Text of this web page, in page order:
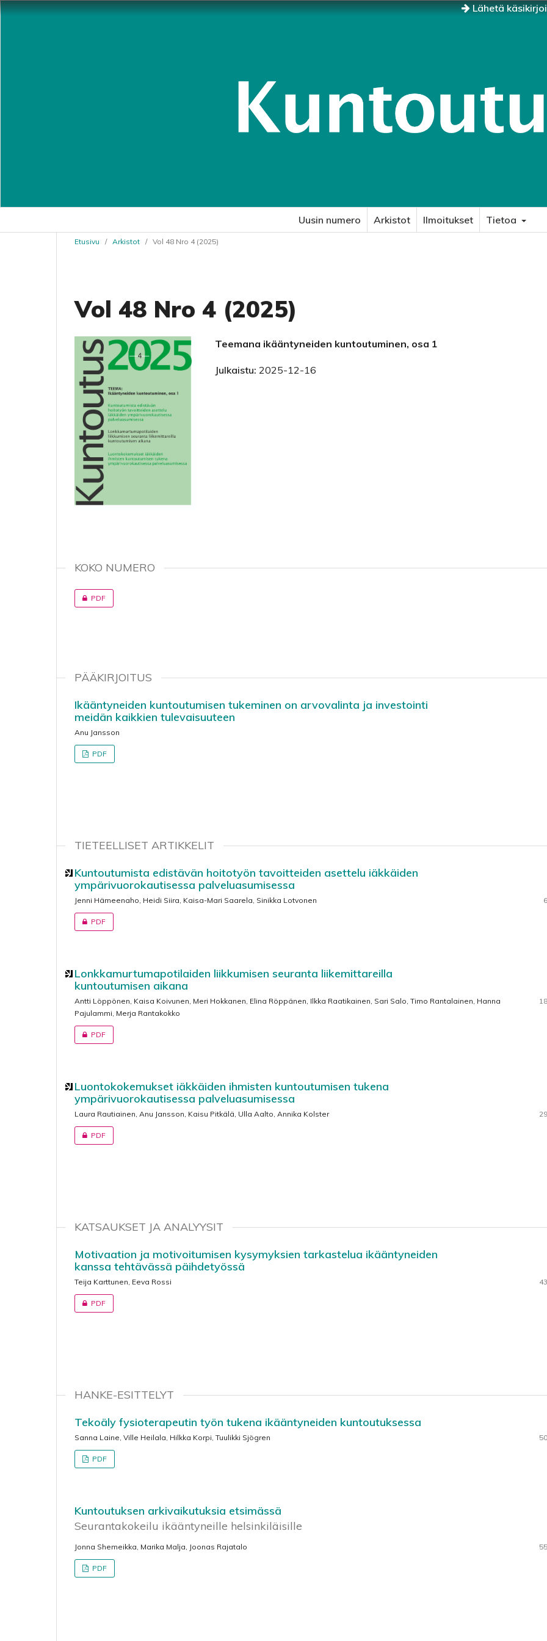
Lähetä
Uusin numero Arkistot Ilmoitukset Tietoa
Etusivu / Arkistot / Vol 48 Nro 4 (2025)
Vol 48 Nro 4 (2025)
Teemana ikääntyneiden kuntoutuminen, osa 1
Julkaistu: 2025-12-16
KOKO NUMERO
PDF
PÄÄKIRJOITUS
Ikääntyneiden kuntoutumisen tukeminen on arvovalinta ja investointi
meidän kaikkien tulevaisuuteen
Anu Jansson
PDF
TIETEELLISET ARTIKKELIT
Kuntoutumista edistävän hoitotyön tavoitteiden asettelu iäkkäiden
ympärivuorokautisessa palveluasumisessa
Jenni Hämeenaho, Heidi Siira, Kaisa-Mari Saarela, Sinikka Lotvonen
PDF
Lonkkamurtumapotilaiden liikkumisen seuranta liikemittareilla
kuntoutumisen aikana
Antti Löppönen, Kaisa Koivunen, Meri Hokkanen, Elina Röppänen, Ilkka Raatikainen, Sari Salo, Timo Rantalainen, Hanna
Pajulammi, Merja Rantakokko
PDF
Luontokokemukset iäkkäiden ihmisten kuntoutumisen tukena
ympärivuorokautisessa palveluasumisessa
Laura Rautiainen, Anu Jansson, Kaisu Pitkälä, Ulla Aalto, Annika Kolster
PDF
KATSAUKSET JA ANALYYSIT
Motivaation ja motivoitumisen kysymyksien tarkastelua ikääntyneiden
kanssa tehtävässä päihdetyössä
Teija Karttunen, Eeva Rossi
PDF
HANKE-ESITTELYT
Tekoäly fysioterapeutin työn tukena ikääntyneiden kuntoutuksessa
Sanna Laine, Ville Heilala, Hilkka Korpi, Tuulikki Sjögren
PDF
Kuntoutuksen arkivaikutuksia etsimässä
Seurantakokeilu ikääntyneille helsinkiläisille
Jonna Shemeikka, Marika Malja, Joonas Rajatalo
PDF